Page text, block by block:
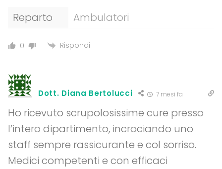
Reparto
Ambulatori
0 Rispondi
Dott. Diana Bertolucci 7 mesi fa
Ho ricevuto scrupolosissime cure presso
l’intero dipartimento, incrociando uno
staff sempre rassicurante e col sorriso.
Medici competenti e con efficaci